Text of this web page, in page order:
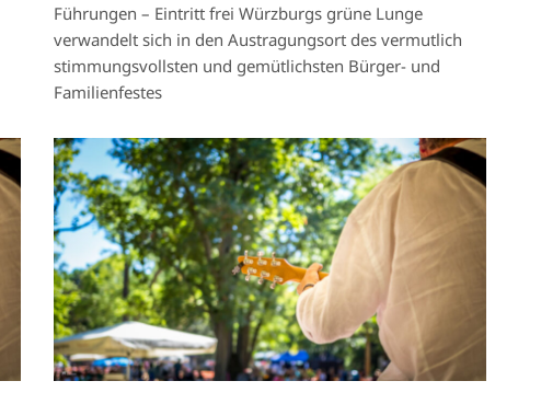
Führungen – Eintritt frei Würzburgs grüne Lunge
verwandelt sich in den Austragungsort des vermutlich
stimmungsvollsten und gemütlichsten Bürger- und
Familienfestes